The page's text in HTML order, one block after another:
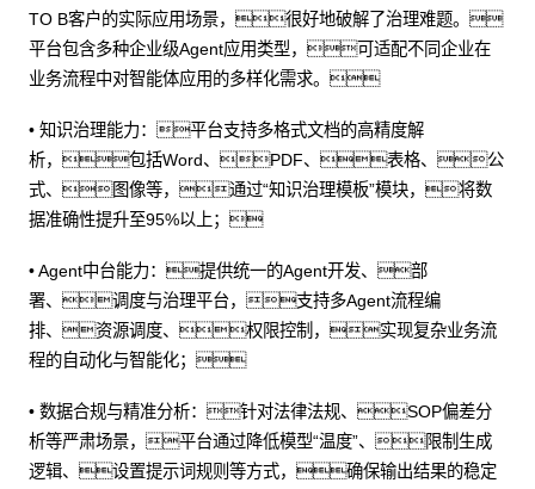
TO B客户的实际应用场景，很好地破解了治理难题。
平台包含多种企业级Agent应用类型，可适配不同企业在
业务流程中对智能体应用的多样化需求。
• 知识治理能力：平台支持多格式文档的高精度解
析，包括Word、PDF、表格、公
式、图像等，通过“知识治理模板”模块，将数
据准确性提升至95%以上；
• Agent中台能力：提供统一的Agent开发、部
署、调度与治理平台，支持多Agent流程编
排、资源调度、权限控制，实现复杂业务流
程的自动化与智能化；
• 数据合规与精准分析：针对法律法规、SOP偏差分
析等严肃场景，平台通过降低模型“温度”、限制生成
逻辑、设置提示词规则等方式，确保输出结果的稳定